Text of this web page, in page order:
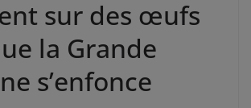
sur des œufs
la Grande
s’enfonce